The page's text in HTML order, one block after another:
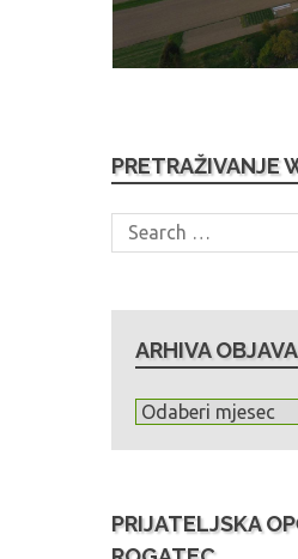
PRETRAŽIVANJE
ARHIVA OBJAVA
A
v
PRIJATELJSKA